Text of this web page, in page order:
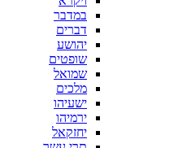
במדבר
דברים
יהושע
שופטים
שמואל
מלכים
ישעיהו
ירמיהו
יחזקאל